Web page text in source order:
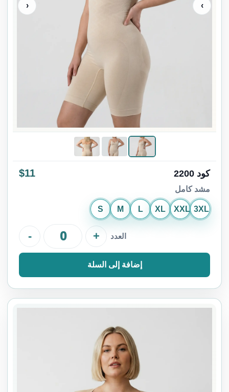
›
‹
كود 2200 $11
مشد كامل
S M L XL XXL 3XL
العدد - +
إضافة إلى السلة